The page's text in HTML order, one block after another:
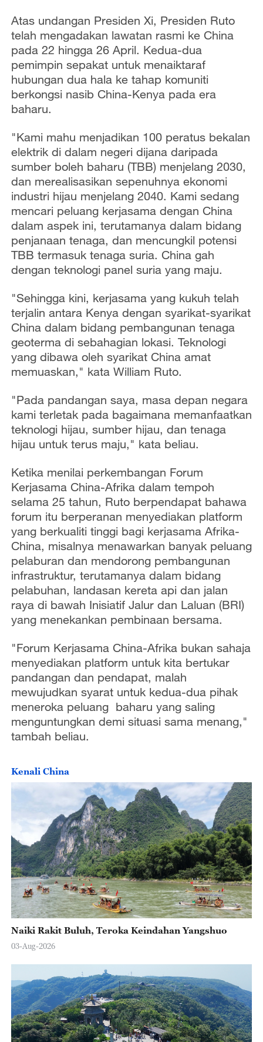
Atas undangan Presiden Xi, Presiden Ruto
telah mengadakan lawatan rasmi ke China
pada 22 hingga 26 April. Kedua-dua
pemimpin sepakat untuk menaiktaraf
hubungan dua hala ke tahap komuniti
berkongsi nasib China-Kenya pada era
baharu.
"Kami mahu menjadikan 100 peratus bekalan
elektrik di dalam negeri dijana daripada
sumber boleh baharu (TBB) menjelang 2030,
dan merealisasikan sepenuhnya ekonomi
industri hijau menjelang 2040. Kami sedang
mencari peluang kerjasama dengan China
dalam aspek ini, terutamanya dalam bidang
penjanaan tenaga, dan mencungkil potensi
TBB termasuk tenaga suria. China gah
dengan teknologi panel suria yang maju.
"Sehingga kini, kerjasama yang kukuh telah
terjalin antara Kenya dengan syarikat-syarikat
China dalam bidang pembangunan tenaga
geoterma di sebahagian lokasi. Teknologi
yang dibawa oleh syarikat China amat
memuaskan," kata William Ruto.
"Pada pandangan saya, masa depan negara
kami terletak pada bagaimana memanfaatkan
teknologi hijau, sumber hijau, dan tenaga
hijau untuk terus maju," kata beliau.
Ketika menilai perkembangan Forum
Kerjasama China-Afrika dalam tempoh
selama 25 tahun, Ruto berpendapat bahawa
forum itu berperanan menyediakan platform
yang berkualiti tinggi bagi kerjasama Afrika-
China, misalnya menawarkan banyak peluang
pelaburan dan mendorong pembangunan
infrastruktur, terutamanya dalam bidang
pelabuhan, landasan kereta api dan jalan
raya di bawah Inisiatif Jalur dan Laluan (BRI)
yang menekankan pembinaan bersama.
"Forum Kerjasama China-Afrika bukan sahaja
menyediakan platform untuk kita bertukar
pandangan dan pendapat, malah
mewujudkan syarat untuk kedua-dua pihak
meneroka peluang baharu yang saling
menguntungkan demi situasi sama menang,"
tambah beliau.
Kenali China
Naiki Rakit Buluh, Teroka Keindahan Yangshuo
03-Aug-2026